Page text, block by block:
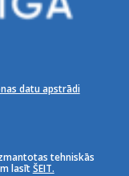
datu apstrādi
tehniskās
lasītŠEIT.